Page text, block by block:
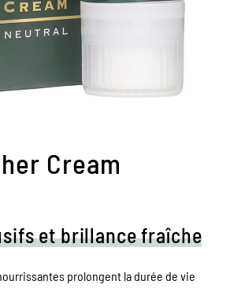
Cream
et brillance fraîche
prolongent la durée de vie